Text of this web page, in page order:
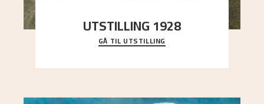
UTSTILLING 1928
Då Astrup døydde i 1928, tok vennene Moritz
Kaland og Simon Thorbjørnsen initiativ til å
GÅ TIL UTSTILLING